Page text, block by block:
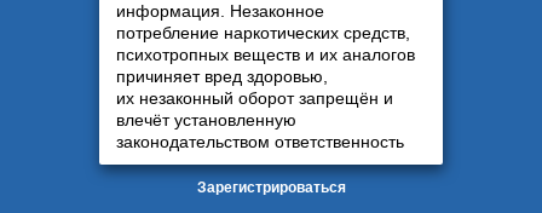
информация. Незаконное
потребление наркотических средств,
психотропных веществ и их аналогов
причиняет вред здоровью,
их незаконный оборот запрещён и
влечёт установленную
законодательством ответственность
Зарегистрироваться